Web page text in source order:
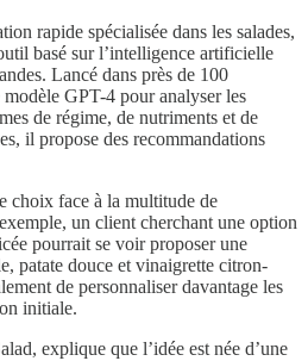
rapide spécialisée dans les salades,
basé sur l’intelligence artificielle
Lancé dans près de 100
GPT-4 pour analyser les
de régime, de nutriments et de
il propose des recommandations
choix face à la multitude de
un client cherchant une option
pourrait se voir proposer une
patate douce et vinaigrette citron-
de personnaliser davantage les
initiale.
explique que l’idée est née d’une